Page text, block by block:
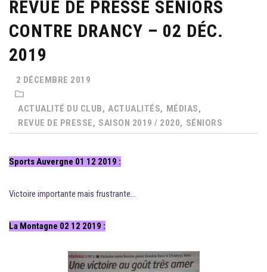
REVUE DE PRESSE SÉNIORS
CONTRE DRANCY – 02 DÉC.
2019
2 DÉCEMBRE 2019
ACTUALITÉ DU CLUB, ACTUALITÉS, MÉDIAS,
REVUE DE PRESSE, SAISON 2019 / 2020, SÉNIORS
Sports Auvergne 01 12 2019 :
Victoire importante mais frustrante…
La Montagne 02 12 2019 :